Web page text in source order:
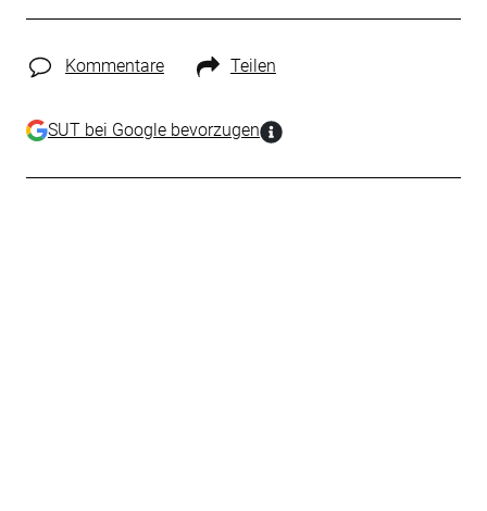
Kommentare Teilen
SUT bei Google bevorzugen